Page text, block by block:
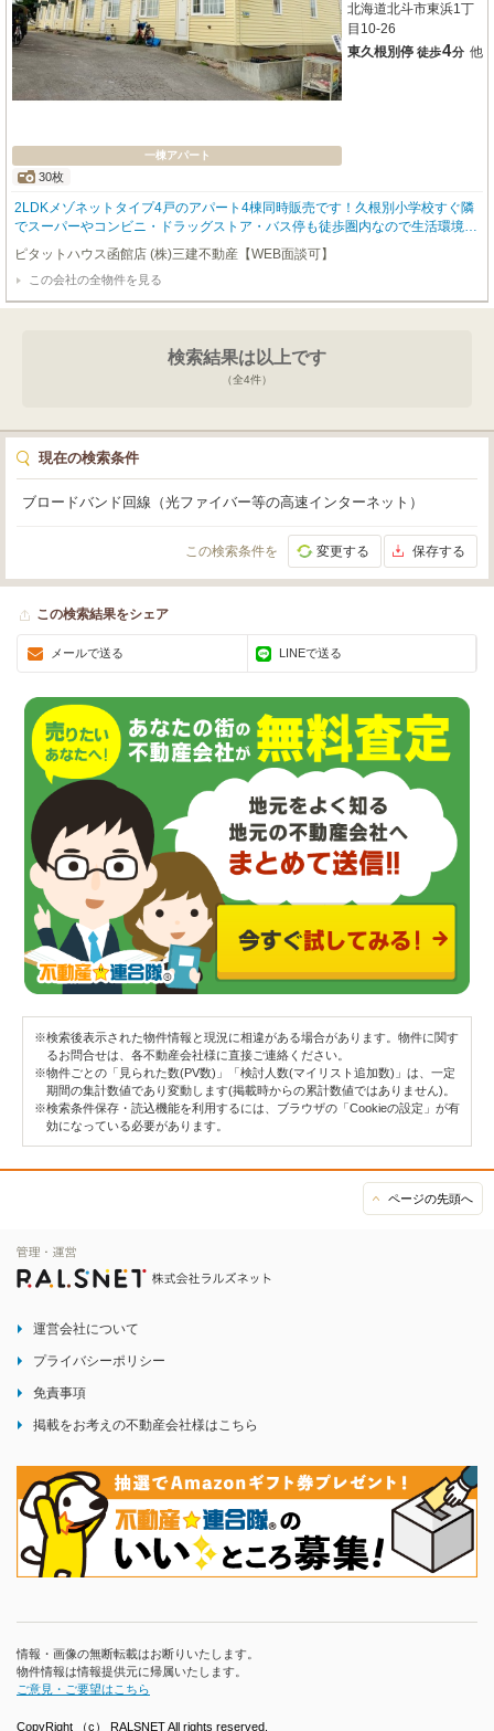
一棟アパート
30枚
北海道北斗市東浜1丁
目10-26
東久根別停 徒歩4分 他
2LDKメゾネットタイプ4戸のアパート4棟同時販売です！久根別小学校すぐ隣
でスーパーやコンビニ・ドラッグストア・バス停も徒歩圏内なので生活環境が
良い立地となっておりますし、JR久根別駅も程近く便利な立地のファミリー
向けアパートです！駐車場は各世帯駐車可能な16台分ございます！経済的な灯
油ボイラーに、2階の足音が気になりにくいメゾネットタイプです！現在イン
ターネット無料設備契約を行っておりますので、もちろん引き継ぎ可能です！
りますので、水洗化可能ですし受益者負担金も賦課済みです！！現在弊社で管
理をやらせていただいておりますので、今後の管理相談も喜んで乗らせていた
資や改装相談も気軽にご相談いただければと思います！ 是非、お問い合わせ
お待ちしております！★ピタットハウス函館店 ㈱三建不動産：0138-54-9377
ピタットハウス函館店 (株)三建不動産【WEB面談可】
この会社の全物件を見る
検索結果は以上です
（全4件）
現在の検索条件
ブロードバンド回線（光ファイバー等の高速インターネット）
この検索条件を 変更する 保存する
この検索結果をシェア
メールで送る LINEで送る
※検索後表示された物件情報と現況に相違がある場合があります。物件に関す
るお問合せは、各不動産会社様に直接ご連絡ください。
※物件ごとの「見られた数(PV数)」「検討人数(マイリスト追加数)」は、一定
期間の集計数値であり変動します(掲載時からの累計数値ではありません)。
※検索条件保存・読込機能を利用するには、ブラウザの「Cookieの設定」が有
効になっている必要があります。
ページの先頭へ
運営会社について
プライバシーポリシー
免責事項
掲載をお考えの不動産会社様はこちら
情報・画像の無断転載はお断りいたします。
物件情報は情報提供元に帰属いたします。
ご意見・ご要望はこちら
CopyRight （c） RALSNET All rights reserved.